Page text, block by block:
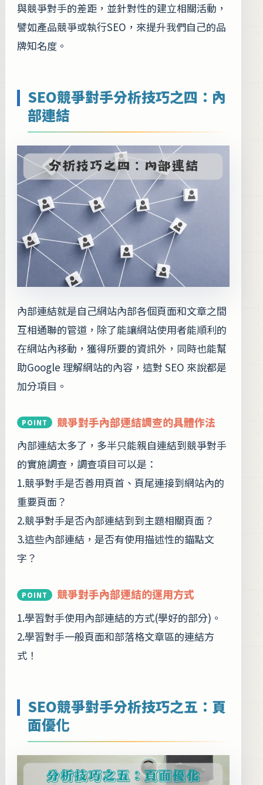
與競爭對手的差距，並針對性的建立相關活動，
譬如產品競爭或執行SEO，來提升我們自己的品
牌知名度。
SEO競爭對手分析技巧之四：內
部連結
內部連結就是自己網站內部各個頁面和文章之間
互相通聯的管道，除了能讓網站使用者能順利的
在網站內移動，獲得所要的資訊外，同時也能幫
助Google 理解網站的內容，這對 SEO 來說都是
加分項目。
競爭對手內部連結調查的具體作法
內部連結太多了，多半只能親自連結到競爭對手
的實施調查，調查項目可以是：
1.競爭對手是否善用頁首、頁尾連接到網站內的
重要頁面？
2.競爭對手是否內部連結到到主題相關頁面？
3.這些內部連結，是否有使用描述性的錨點文
字？
競爭對手內部連結的運用方式
1.學習對手使用內部連結的方式(學好的部分)。
2.學習對手一般頁面和部落格文章區的連結方
式！
SEO競爭對手分析技巧之五：頁
面優化